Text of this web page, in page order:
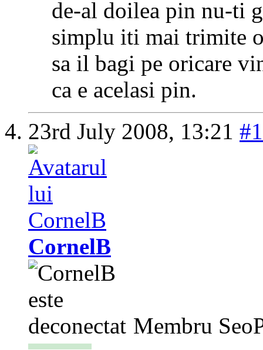
de-al doilea pin nu-ti
simplu iti mai trimite
sa il bagi pe oricare
ca e acelasi pin.
23rd July 2008, 13:21
CornelB
Membru